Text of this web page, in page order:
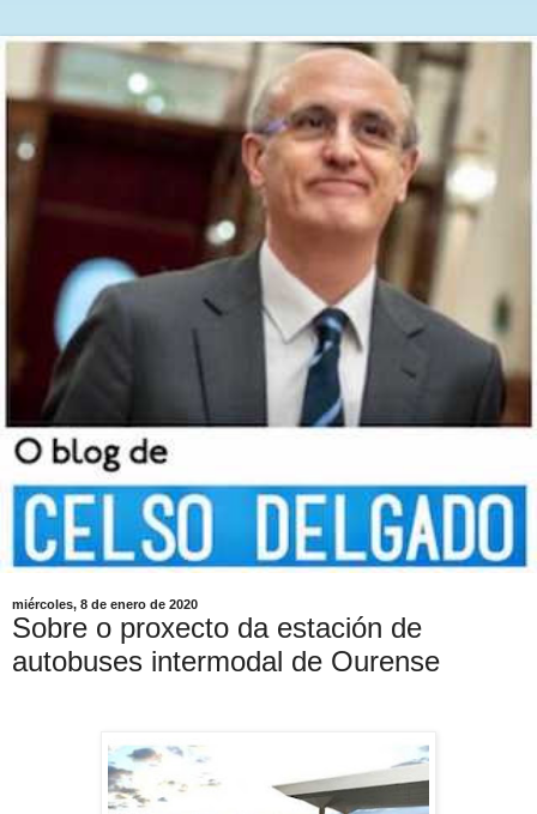
miércoles, 8 de enero de 2020
Sobre o proxecto da estación de
autobuses intermodal de Ourense